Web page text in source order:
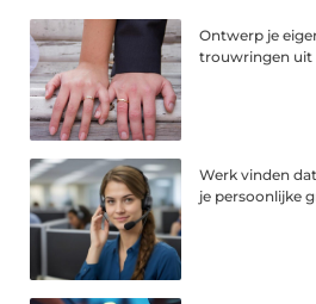
Ontwerp je
trouwringen uit
Werk vinden
je persoonlijke